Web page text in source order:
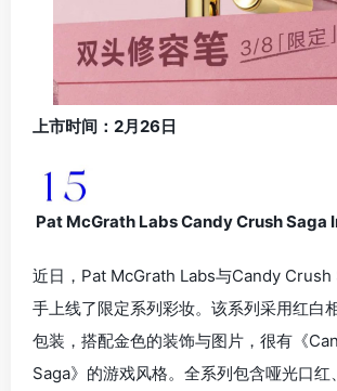
上市时间：2月26日
Pat McGrath Labs Candy Crush Saga
近日，Pat McGrath Labs与Candy Crush
手上线了限定系列彩妆。该系列采用红白
包装，搭配金色的装饰与图片，很有《
Saga》的游戏风格。全系列包含哑光口红